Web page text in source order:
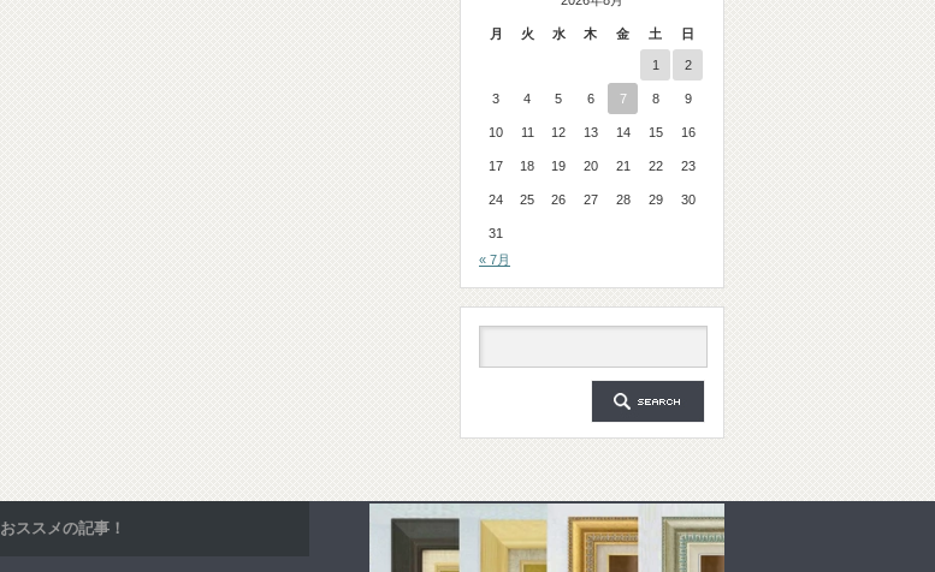
月 火 水 木 金 土 日
1 2
3 4 5 6 7 8 9
10 11 12 13 14 15 16
17 18 19 20 21 22 23
24 25 26 27 28 29 30
31
« 7月
おススメの記事！